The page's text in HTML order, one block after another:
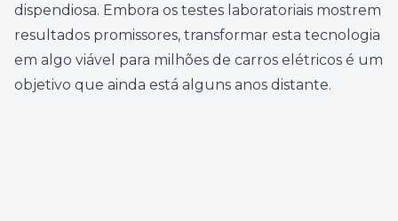
dispendiosa. Embora os testes laboratoriais mostrem
resultados promissores, transformar esta tecnologia
em algo viável para milhões de carros elétricos é um
objetivo que ainda está alguns anos distante.